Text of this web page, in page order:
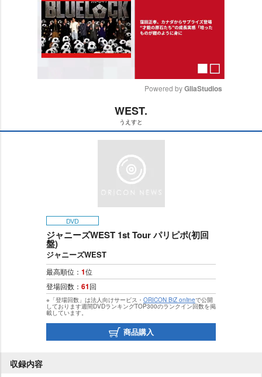
t
Powered by GliaStudios
WEST.
うえすと
DVD
ジャニーズWEST 1st Tour パリピポ(初回
盤)
ジャニーズWEST
最高順位： 1位
登場回数： 61回
※「登場回数」は法人向けサービス・ ORICON BiZ onlineで公開
しております週間DVDランキングTOP300のランクイン回数を掲
載しています。
商品購入
収録内容